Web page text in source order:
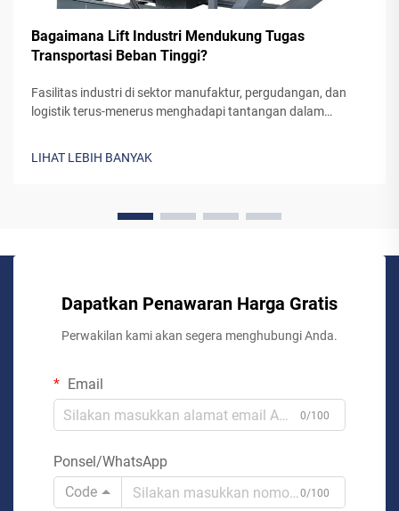
Bagaimana Lift Industri Mendukung Tugas
Transportasi Beban Tinggi?
Fasilitas industri di sektor manufaktur, pergudangan, dan
logistik terus-menerus menghadapi tantangan dalam
LIHAT LEBIH BANYAK
Dapatkan Penawaran Harga Gratis
Perwakilan kami akan segera menghubungi Anda.
Email
0/100
Ponsel/WhatsApp
Code
0/100